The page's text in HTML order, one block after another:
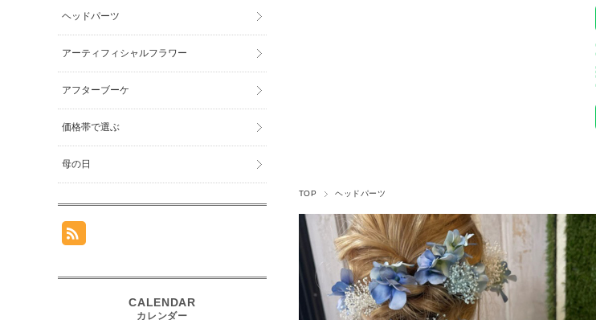
TOP ヘッドパーツ
ヘッドパーツ
アーティフィシャルフラワー
アフターブーケ
価格帯で選ぶ
母の日